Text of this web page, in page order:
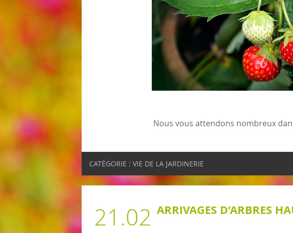
Nous vous attendons nombreux
CATÉGORIE : VIE DE LA JARDINERIE
21.02 ARRIVAGES D'ARBRES